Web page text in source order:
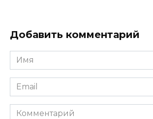
Добавить комментарий
Имя
*
Email
*
Комментарий